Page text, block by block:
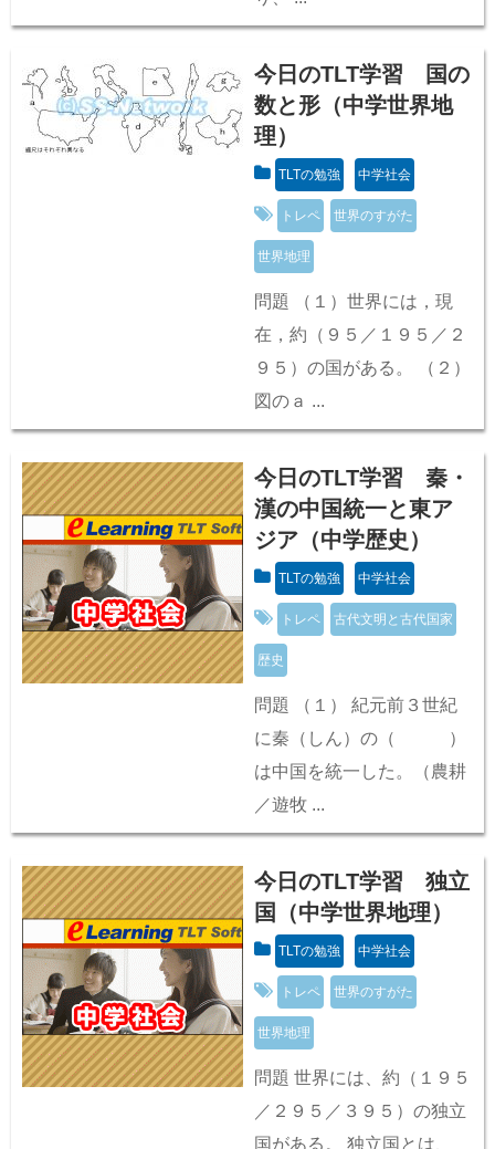
今日のTLT学習 国の
数と形（中学世界地
理）
TLTの勉強 中学社会
トレペ 世界のすがた
世界地理
問題 （１）世界には，現
在，約（９５／１９５／２
９５）の国がある。 （２）
図のａ ...
今日のTLT学習 秦・
漢の中国統一と東ア
ジア（中学歴史）
TLTの勉強 中学社会
トレペ 古代文明と古代国家
歴史
問題 （１） 紀元前３世紀
に秦（しん）の（ ）
は中国を統一した。（農耕
／遊牧 ...
今日のTLT学習 独立
国（中学世界地理）
TLTの勉強 中学社会
トレペ 世界のすがた
世界地理
問題 世界には、約（１９５
／２９５／３９５）の独立
国がある。 独立国とは、